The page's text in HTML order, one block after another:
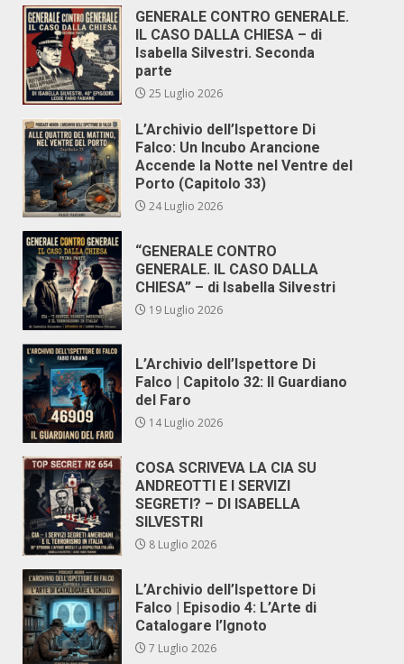
GENERALE CONTRO GENERALE.
IL CASO DALLA CHIESA – di
Isabella Silvestri. Seconda
parte
25 Luglio 2026
L’Archivio dell’Ispettore Di
Falco: Un Incubo Arancione
Accende la Notte nel Ventre del
Porto (Capitolo 33)
24 Luglio 2026
“GENERALE CONTRO
GENERALE. IL CASO DALLA
CHIESA” – di Isabella Silvestri
19 Luglio 2026
L’Archivio dell’Ispettore Di
Falco | Capitolo 32: Il Guardiano
del Faro
14 Luglio 2026
COSA SCRIVEVA LA CIA SU
ANDREOTTI E I SERVIZI
SEGRETI? – DI ISABELLA
SILVESTRI
8 Luglio 2026
L’Archivio dell’Ispettore Di
Falco | Episodio 4: L’Arte di
Catalogare l’Ignoto
7 Luglio 2026